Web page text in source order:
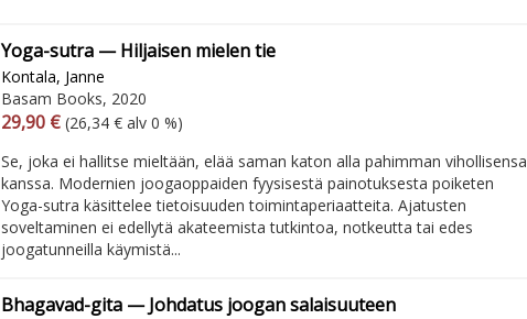
Yoga-sutra — Hiljaisen mielen tie
Kontala, Janne
Basam Books, 2020
Arvonlisäverollinen hinta
29,90 € Arvonlisäveroton hinta
(26,34 € alv 0 %)
Se, joka ei hallitse mieltään, elää saman katon alla pahimman vihollisensa
kanssa. Modernien joogaoppaiden fyysisestä painotuksesta poiketen
Yoga-sutra käsittelee tietoisuuden toimintaperiaatteita. Ajatusten
soveltaminen ei edellytä akateemista tutkintoa, notkeutta tai edes
joogatunneilla käymistä...
Bhagavad-gita — Johdatus joogan salaisuuteen